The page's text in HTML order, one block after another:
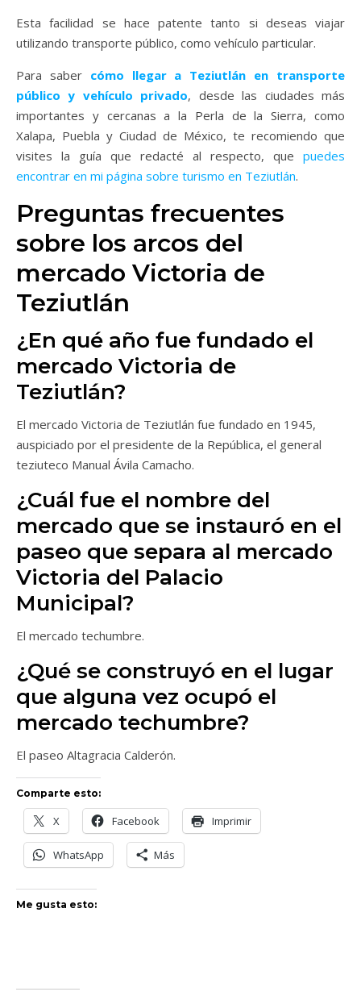
Esta facilidad se hace patente tanto si deseas viajar
utilizando transporte público, como vehículo particular.
Para saber cómo llegar a Teziutlán en transporte
público y vehículo privado, desde las ciudades más
importantes y cercanas a la Perla de la Sierra, como
Xalapa, Puebla y Ciudad de México, te recomiendo que
visites la guía que redacté al respecto, que puedes
encontrar en mi página sobre turismo en Teziutlán.
Preguntas frecuentes
sobre los arcos del
mercado Victoria de
Teziutlán
¿En qué año fue fundado el
mercado Victoria de
Teziutlán?
El mercado Victoria de Teziutlán fue fundado en 1945,
auspiciado por el presidente de la República, el general
teziuteco Manual Ávila Camacho.
¿Cuál fue el nombre del
mercado que se instauró en el
paseo que separa al mercado
Victoria del Palacio
Municipal?
El mercado techumbre.
¿Qué se construyó en el lugar
que alguna vez ocupó el
mercado techumbre?
El paseo Altagracia Calderón.
Comparte esto:
X Facebook Imprimir
WhatsApp Más
Me gusta esto: